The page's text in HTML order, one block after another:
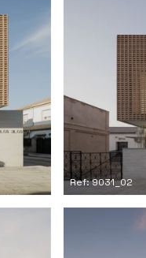
Ref: 9031_02